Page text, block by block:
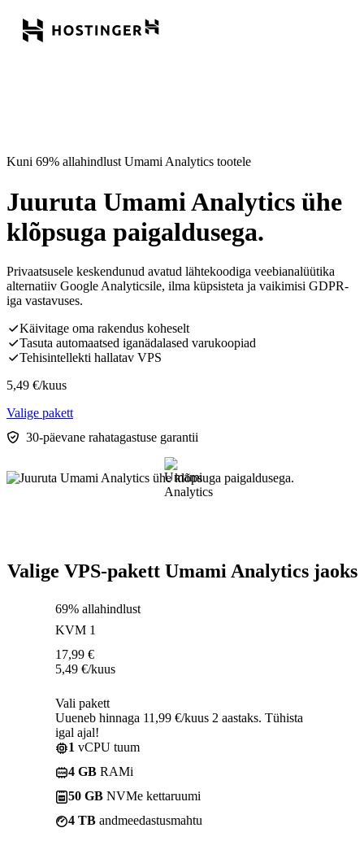
Kuni 69% allahindlust Umami Analytics tootele
Juuruta Umami Analytics ühe
klõpsuga paigaldusega.
Privaatsusele keskendunud avatud lähtekoodiga veebianalüütika
alternatiiv Google Analyticsile, ilma küpsisteta ja vaikimisi GDPR-
iga vastavuses.
Käivitage oma rakendus koheselt
Tasuta automaatsed iganädalased varukoopiad
Tehisintellekti hallatav VPS
5,49 €/kuus
Valige pakett
30-päevane rahatagastuse garantii
Valige VPS-pakett Umami Analytics jaoks
69% allahindlust
KVM 1
17,99 €
5,49 €/kuus
Vali pakett
Uueneb hinnaga 11,99 €/kuus 2 aastaks. Tühista
igal ajal!
1 vCPU tuum
4 GB RAMi
50 GB NVMe kettaruumi
4 TB andmeedastusmahtu